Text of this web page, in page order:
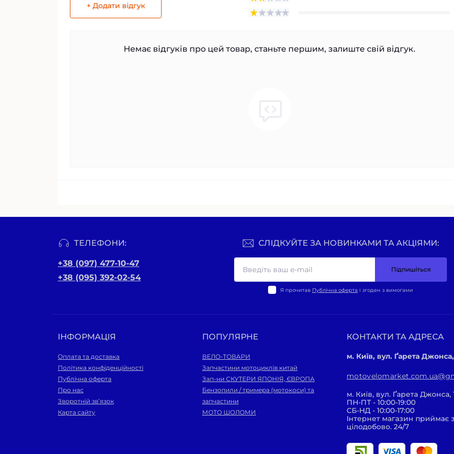
+ Додати відгук
Немає відгуків про цей товар, станьте першим, залиште свій відгук.
ТЕЛЕФОНИ:
+38 (097) 477-10-47
+38 (095) 392-02-54
СЛІДКУЙТЕ ЗА НОВИНКАМИ ТА АКЦІЯМИ:
Підпишіться
Я прочитав Публічна оферта і згоден з вимогами
ІНФОРМАЦІЯ
Оплата та доставка
Політика конфіденційності
Публічна оферта
Про нас
Зворотній зв’язок
Карта сайту
ПОПУЛЯРНЕ
ВЕЛО-ТОВАРИ
Запчастини мотоциклів китай
Зап-ни СКУТЕРИ ЯПОНІЯ, ЄВРОПА
Бензопили / тримера (мотокоси) та
запчастини
МОТО ШОЛОМИ
КОНТАКТИ ТА АДРЕСА
м. Київ, вул. Ґарета Джонса,
м. Київ, вул. Ґарета Джонса,
ПН-ПТ - 10:00-19:00
СБ-НД - 10:00-17:00
Інтернет магазин приймає
цілодобово. 24/7